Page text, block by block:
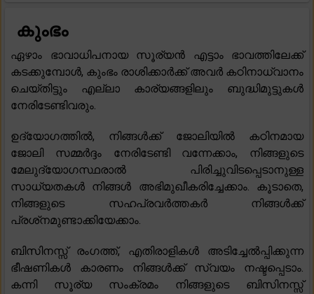
കുംഭം
ഏഴാം ഭാവാധിപനായ സൂര്യൻ എട്ടാം ഭാവത്തിലേക്ക്
കടക്കുമ്പോൾ, കുംഭം രാശിക്കാർക്ക് അവർ കഠിനാധ്വാനം
ചെയ്‌തിട്ടും എല്ലാ കാര്യങ്ങളിലും ബുദ്ധിമുട്ടുകൾ
നേരിടേണ്ടിവരും.
ഉദ്യോഗത്തിൽ, നിങ്ങൾക്ക് ജോലിയിൽ കഠിനമായ
ജോലി സമ്മർദ്ദം നേരിടേണ്ടി വന്നേക്കാം, നിങ്ങളുടെ
മേലുദ്യോഗസ്ഥരാൽ പിരിച്ചുവിടപ്പെടാനുള്ള
സാധ്യതകൾ നിങ്ങൾ അഭിമുഖീകരിച്ചേക്കാം. കൂടാതെ,
നിങ്ങളുടെ സഹപ്രവർത്തകർ നിങ്ങൾക്ക്
പ്രശ്‌നമുണ്ടാക്കിയേക്കാം.
ബിസിനസ്സ് രംഗത്ത്, എതിരാളികൾ അടിച്ചേൽപ്പിക്കുന്ന
ഭീഷണികൾ കാരണം നിങ്ങൾക്ക് സ്വയം നഷ്ടപ്പെടാം.
കന്നി സൂര്യ സംക്രമം നിങ്ങളുടെ ബിസിനസ്സ്